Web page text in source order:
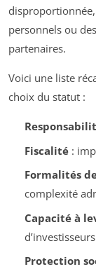
personnels ou
partenaires.
Voici une liste
choix du statut :
Fiscalité:
Formalités
complexité
Capacité à
d’investisseurs
Protection